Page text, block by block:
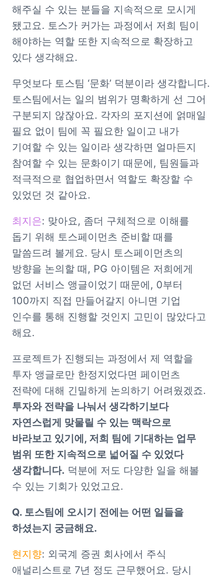
해주실 수 있는 분들을 지속적으로 모시게
됐고요. 토스가 커가는 과정에서 저희 팀이
해야하는 역할 또한 지속적으로 확장하고
있다 생각해요.
무엇보다 토스팀 ‘문화’ 덕분이라 생각합니다.
토스팀에서는 일의 범위가 명확하게 선 그어
구분되지 않잖아요. 각자의 포지션에 얽매일
필요 없이 팀에 꼭 필요한 일이고 내가
기여할 수 있는 일이라 생각하면 얼마든지
참여할 수 있는 문화이기 때문에, 팀원들과
적극적으로 협업하면서 역할도 확장할 수
있었던 것 같아요.
최지은: 맞아요, 좀더 구체적으로 이해를
돕기 위해 토스페이먼츠 준비할 때를
말씀드려 볼게요. 당시 토스페이먼츠의
방향을 논의할 때, PG 아이템은 저희에게
없던 서비스 앵글이었기 때문에, 0부터
100까지 직접 만들어갈지 아니면 기업
인수를 통해 진행할 것인지 고민이 많았다고
해요.
프로젝트가 진행되는 과정에서 제 역할을
투자 앵글로만 한정지었다면 페이먼츠
투자와 전략을 나눠서 생각하기보다
자연스럽게 맞물릴 수 있는 맥락으로
바라보고 있기에, 저희 팀에 기대하는 업무
범위 또한 지속적으로 넓어질 수 있었다
생각합니다. 덕분에 저도 다양한 일을 해볼
수 있는 기회가 있었고요.
Q. 토스팀에 오시기 전에는 어떤 일들을
하셨는지 궁금해요.
현지향: 외국계 증권 회사에서 주식
애널리스트로 7년 정도 근무했어요. 당시